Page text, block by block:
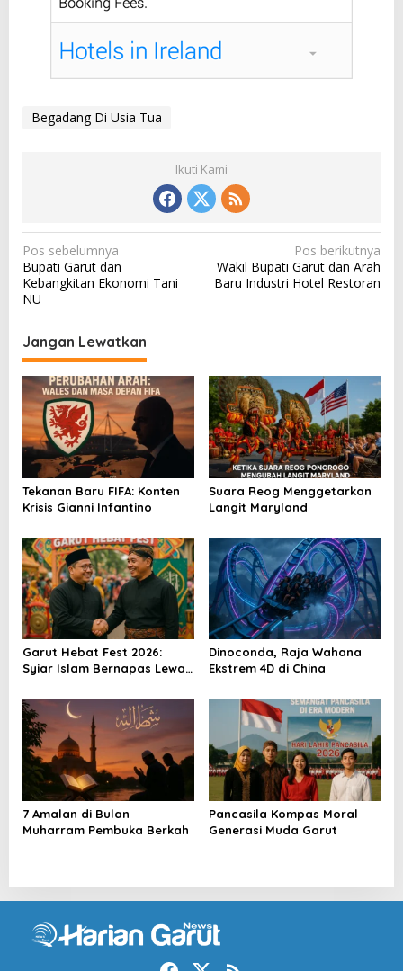
Begadang Di Usia Tua
Ikuti Kami
N
a
v
g
a
s
i
p
o
s
Pos sebelumnya
Bupati Garut dan
Kebangkitan Ekonomi Tani
NU
Pos berikutnya
Wakil Bupati Garut dan Arah
Baru Industri Hotel Restoran
Jangan Lewatkan
Tekanan Baru FIFA: Konten
Krisis Gianni Infantino
Suara Reog Menggetarkan
Langit Maryland
Garut Hebat Fest 2026:
Syiar Islam Bernapas Lewat
Dinoconda, Raja Wahana
Ekstrem 4D di China
7 Amalan di Bulan
Muharram Pembuka Berkah
Pancasila Kompas Moral
Generasi Muda Garut